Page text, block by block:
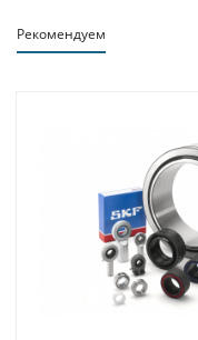
Рекомендуем